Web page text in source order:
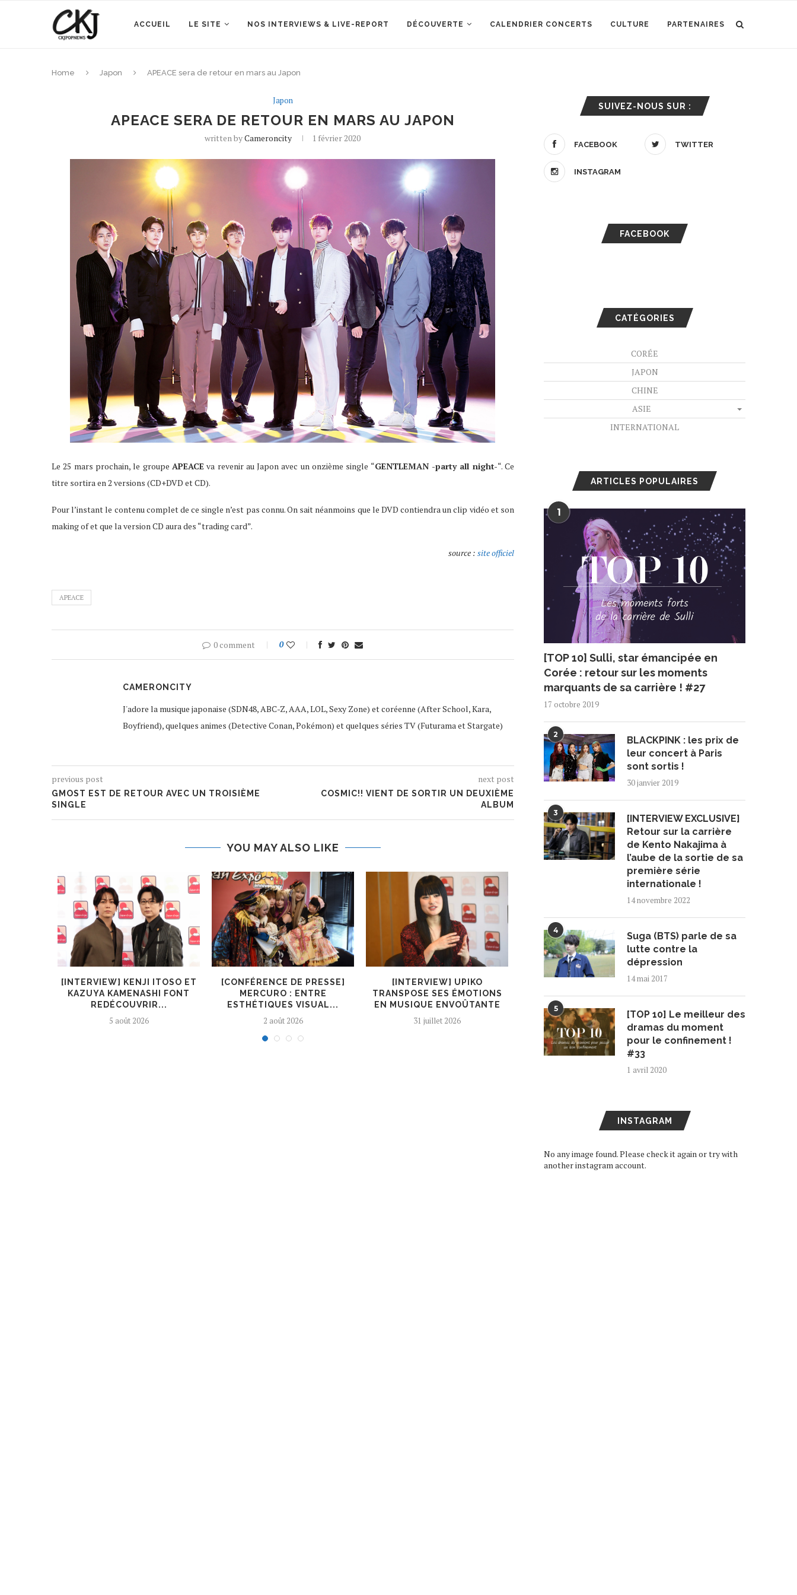
ACCUEIL LE SITE NOS INTERVIEWS & LIVE-REPORT DÉCOUVERTE CALENDRIER CONCERTS CULTURE PARTENAIRES
Home Japon APEACE sera de retour en mars au Japon
Japon
APEACE SERA DE RETOUR EN MARS AU JAPON
written byCameroncity 1 février 2020
Le 25 mars prochain, le groupe APEACEva revenir au Japon avec un onzième single “GENTLEMAN -party all night-“. Ce
titre sortira en 2 versions (CD+DVD et CD).
Pour l’instant le contenu complet de ce single n’est pas connu. On sait néanmoins que le DVD contiendra un clip vidéo et son
making of et que la version CD aura des “trading card”.
source : site officiel
APEACE
0 comment 0
CAMERONCITY
J'adore la musique japonaise (SDN48, ABC-Z, AAA, LOL, Sexy Zone) et coréenne (After School, Kara,
Boyfriend), quelques animes (Detective Conan, Pokémon) et quelques séries TV (Futurama et Stargate)
previous post
GMOST EST DE RETOUR AVEC UN TROISIÈME
SINGLE
next post
COSMIC!! VIENT DE SORTIR UN DEUXIÈME
ALBUM
YOU MAY ALSO LIKE
[INTERVIEW] KENJI ITOSO ET
KAZUYA KAMENASHI FONT
REDÉCOUVRIR...
5 août 2026
[CONFÉRENCE DE PRESSE]
MERCURO : ENTRE
ESTHÉTIQUES VISUAL...
2 août 2026
[INTERVIEW] UPIKO
TRANSPOSE SES ÉMOTIONS
EN MUSIQUE ENVOÛTANTE
31 juillet 2026
[INTERVIEW] ≠ME (NOT EQUAL
29 juillet 2026
27 juillet 2026
SUIVEZ-NOUS SUR :
FACEBOOK TWITTER
INSTAGRAM
FACEBOOK
CATÉGORIES
CORÉE
JAPON
CHINE
ASIE
INTERNATIONAL
ARTICLES POPULAIRES
1
[TOP 10] Sulli, star émancipée en
Corée : retour sur les moments
marquants de sa carrière ! #27
17 octobre 2019
2
BLACKPINK : les prix de
leur concert à Paris
sont sortis !
30 janvier 2019
3
[INTERVIEW EXCLUSIVE]
Retour sur la carrière
de Kento Nakajima à
l’aube de la sortie de sa
première série
internationale !
14 novembre 2022
4
Suga (BTS) parle de sa
lutte contre la
dépression
14 mai 2017
5
[TOP 10] Le meilleur des
dramas du moment
pour le confinement !
#33
1 avril 2020
INSTAGRAM
No any image found. Please check it again or try with
another instagram account.